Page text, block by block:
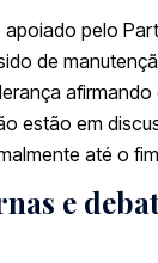
pelo
de
afirmando
estão em
até o
e